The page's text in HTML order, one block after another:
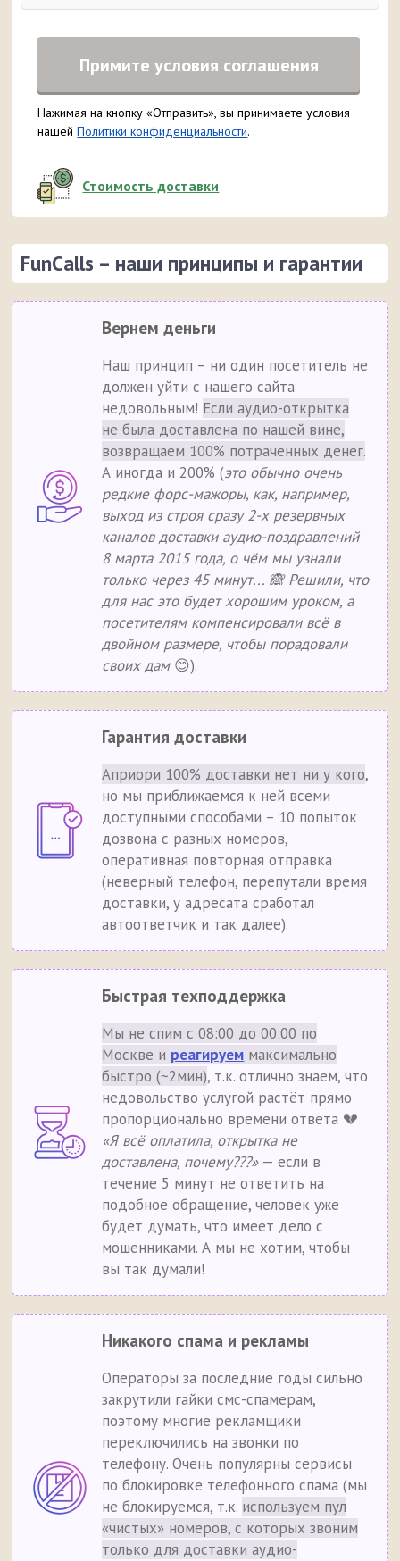
Примите условия соглашения
Нажимая на кнопку «Отправить», вы принимаете условия
нашейПолитики конфиденциальности.
Стоимость доставки
FunCalls – наши принципы и гарантии
Вернем деньги
Наш принцип – ни один посетитель не
должен уйти с нашего сайта
недовольным! Если аудио-открытка
не была доставлена по нашей вине,
возвращаем 100% потраченных денег.
А иногда и 200% (это обычно очень
редкие форс-мажоры, как, например,
выход из строя сразу 2-х резервных
каналов доставки аудио-поздравлений
8 марта 2015 года, о чём мы узнали
только через 45 минут... 🙈 Решили, что
для нас это будет хорошим уроком, а
посетителям компенсировали всё в
двойном размере, чтобы порадовали
своих дам😊).
Гарантия доставки
Априори 100% доставки нет ни у кого,
но мы приближаемся к ней всеми
доступными способами – 10 попыток
дозвона с разных номеров,
оперативная повторная отправка
(неверный телефон, перепутали время
доставки, у адресата сработал
автоответчик и так далее).
Быстрая техподдержка
Мы не спим с 08:00 до 00:00 по
Москве и реагируем максимально
быстро (~2мин), т.к. отлично знаем, что
недовольство услугой растёт прямо
пропорционально времени ответа 💔
«Я всё оплатила, открытка не
доставлена, почему???»— если в
течение 5 минут не ответить на
подобное обращение, человек уже
будет думать, что имеет дело с
мошенниками. А мы не хотим, чтобы
вы так думали!
Никакого спама и рекламы
Операторы за последние годы сильно
закрутили гайки смс-спамерам,
поэтому многие рекламщики
переключились на звонки по
телефону. Очень популярны сервисы
по блокировке телефонного спама (мы
не блокируемся, т.к. используем пул
«чистых» номеров, с которых звоним
только для доставки аудио-